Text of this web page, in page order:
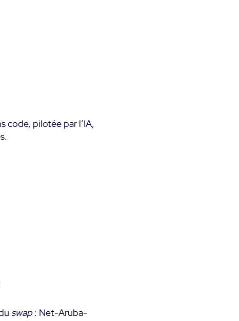
code, pilotée par l’IA,
swap: Net-Aruba-